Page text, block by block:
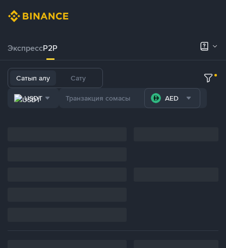
ЭкспрессP2P
Сатып алу Сату
USDT AED